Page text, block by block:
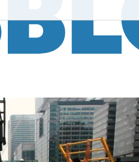
Über uns